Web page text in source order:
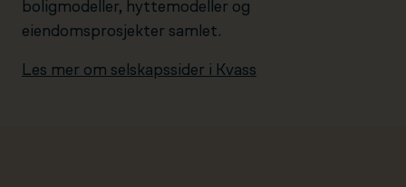
boligmodeller, hyttemodeller og
eiendomsprosjekter samlet.
Les mer om selskapssider i Kvass